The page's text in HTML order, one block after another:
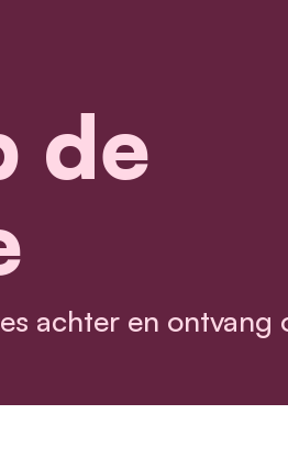
de
achter en ontvang